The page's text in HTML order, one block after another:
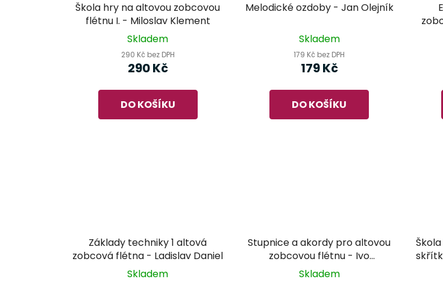
Škola hry na altovou zobcovou
flétnu I. - Miloslav Klement
Skladem
290 Kč bez DPH
290 Kč
DO KOŠÍKU
Melodické ozdoby - Jan Olejník
Skladem
179 Kč bez DPH
179 Kč
DO KOŠÍKU
Základy techniky 1 altová
zobcová flétna - Ladislav Daniel
Skladem
Stupnice a akordy pro altovou
zobcovou flétnu - Ivo
Bohuslávek
Skladem